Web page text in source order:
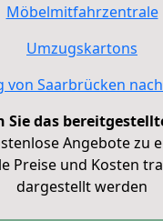
Möbelmitfahrzentrale
Umzugskartons
von Saarbrücken
Sie das
Angebote zu
Preise und Kosten
dargestellt werden